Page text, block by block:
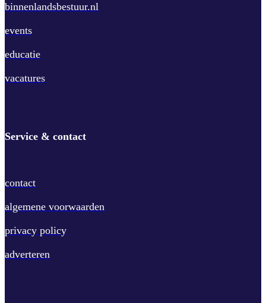
binnenlandsbestuur.nl
events
educatie
vacatures
Service & contact
contact
algemene voorwaarden
privacy policy
adverteren